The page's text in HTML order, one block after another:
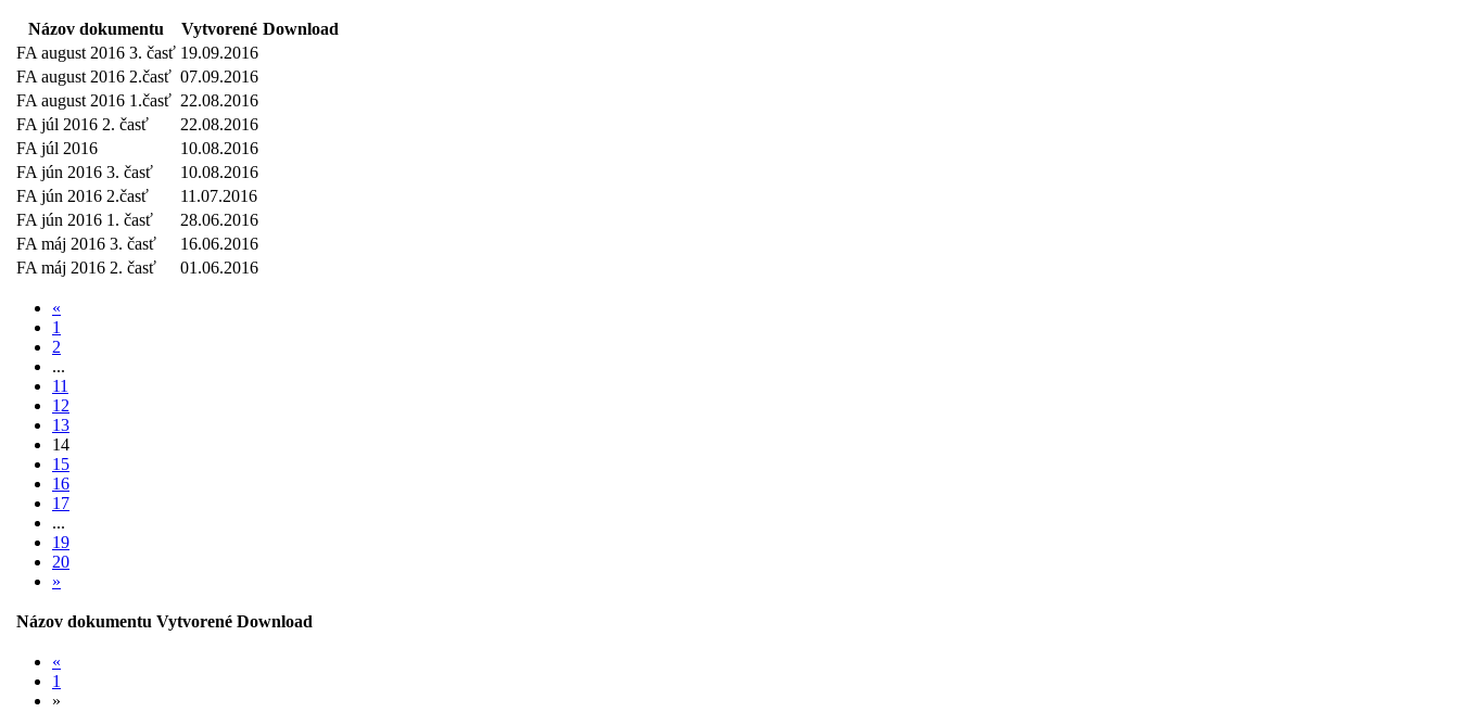
Názov dokumentu Vytvorené Download
FA august 2016 3. časť 19.09.2016
FA august 2016 2.časť 07.09.2016
FA august 2016 1.časť 22.08.2016
FA júl 2016 2. časť
22.08.2016
FA júl 2016
10.08.2016
FA jún 2016 3. časť
10.08.2016
FA jún 2016 2.časť
11.07.2016
FA jún 2016 1. časť
28.06.2016
FA máj 2016 3. časť
16.06.2016
FA máj 2016 2. časť
01.06.2016
«
1
2
...
11
12
13
14
15
16
17
...
19
20
»
Názov dokumentu Vytvorené Download
«
1
»